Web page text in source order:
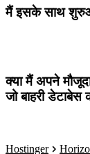
मैं इसके साथ
क्या मैं अपने
जो बाहरी डेटाबेस
Hostinger